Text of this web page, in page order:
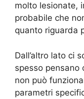
molto lesionate,
probabile che
quanto riguarda
Dall’altro lato ci
spesso pensano
non può
parametri